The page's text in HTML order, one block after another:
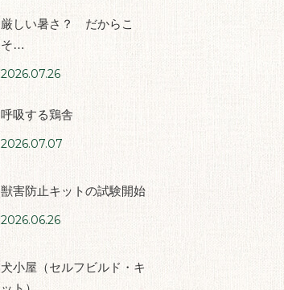
厳しい暑さ？ だからこ
そ…
2026.07.26
呼吸する鶏舎
2026.07.07
獣害防止キットの試験開始
2026.06.26
犬小屋（セルフビルド・キ